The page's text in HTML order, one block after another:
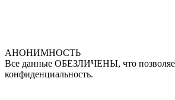
АНОНИМНОСТЬ
Все данные ОБЕЗЛИЧЕНЫ, что
конфиденциальность.